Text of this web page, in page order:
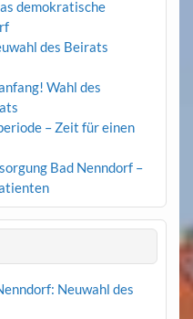
demokratische
des Beirats
Wahl des
– Zeit für einen
Bad Nenndorf –
Neuwahl des